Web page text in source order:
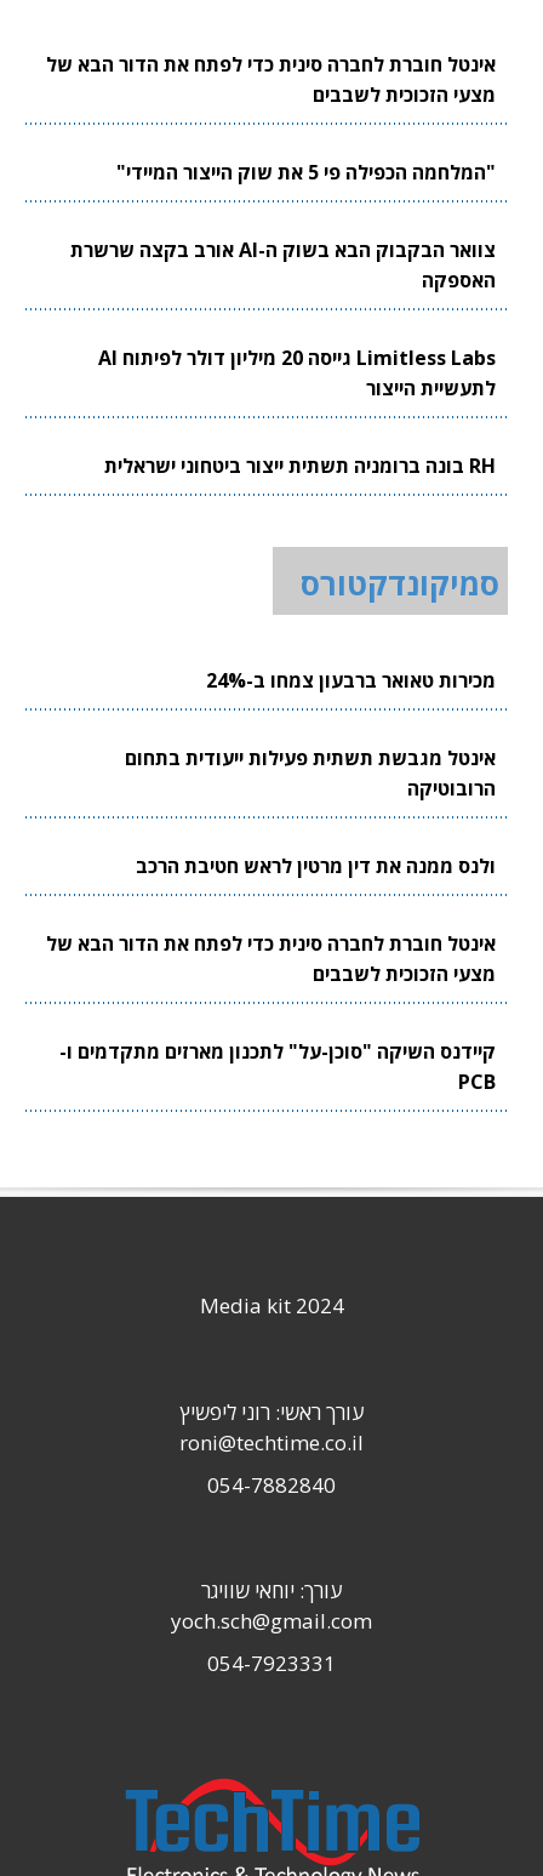
אינטל חוברת לחברה סינית כדי לפתח את הדור הבא של
מצעי הזכוכית לשבבים
"המלחמה הכפילה פי 5 את שוק הייצור המיידי"
צוואר הבקבוק הבא בשוק ה-AI אורב בקצה שרשרת
האספקה
Limitless Labs גייסה 20 מיליון דולר לפיתוח AI
לתעשיית הייצור
RH בונה ברומניה תשתית ייצור ביטחוני ישראלית
סמיקונדקטורס
מכירות טאואר ברבעון צמחו ב-24%
אינטל מגבשת תשתית פעילות ייעודית בתחום
הרובוטיקה
ולנס ממנה את דין מרטין לראש חטיבת הרכב
אינטל חוברת לחברה סינית כדי לפתח את הדור הבא של
מצעי הזכוכית לשבבים
קיידנס השיקה "סוכן-על" לתכנון מארזים מתקדמים ו-
PCB
Media kit 2024
עורך ראשי: רוני ליפשיץ
roni@techtime.co.il
054-7882840
עורך: יוחאי שוויגר
yoch.sch@gmail.com
054-7923331